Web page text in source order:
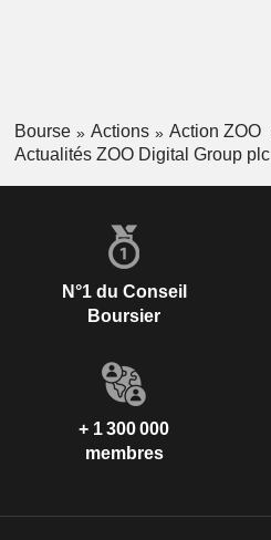
Bourse Actions
Action ZOO
Actualités ZOO Digital Group plc
N°1 du Conseil
Boursier
+ 1 300 000
membres